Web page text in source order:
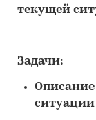
текущей
Задачи: